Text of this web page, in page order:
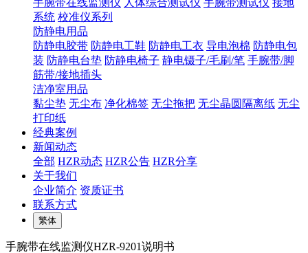
手腕带在线监测仪 人体综合测试仪 手腕带测试仪 接地
系统 校准仪系列
防静电用品
防静电胶带 防静电工鞋 防静电工衣 导电泡棉 防静电包
装 防静电台垫 防静电椅子 静电镊子/毛刷/笔 手腕带/脚
筋带/接地插头
洁净室用品
黏尘垫 无尘布 净化棉签 无尘拖把 无尘晶圆隔离纸 无尘
打印纸
经典案例
新闻动态
全部 HZR动态 HZR公告 HZR分享
关于我们
企业简介 资质证书
联系方式
繁体
手腕带在线监测仪HZR-9201说明书